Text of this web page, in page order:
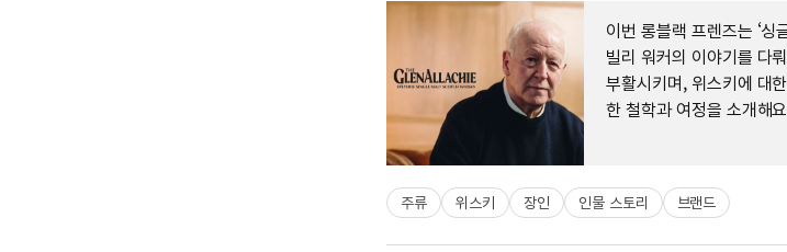
이번 롱블랙 프렌즈는 ‘싱
빌리 워커의 이야기를 다
부활시키며, 위스키에 대
한 철학과 여정을 소개해
주류 위스키 장인 인물 스토리 브랜드